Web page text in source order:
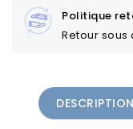
Politique
Retour
DESCRIPTION